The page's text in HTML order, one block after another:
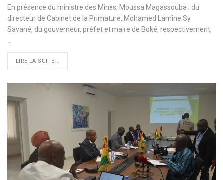
En présence du ministre des Mines, Moussa Magassouba ; du
directeur de Cabinet de la Primature, Mohamed Lamine Sy
Savané, du gouverneur, préfet et maire de Boké, respectivement,
LIRE LA SUITE...